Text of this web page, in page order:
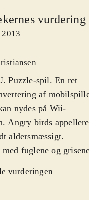
vurdering
2013
Puzzle-spil. En ret
af
nydes på Wii-
Angry birds
aldersmæssigt.
med fuglene og grisene
og
vurderingen